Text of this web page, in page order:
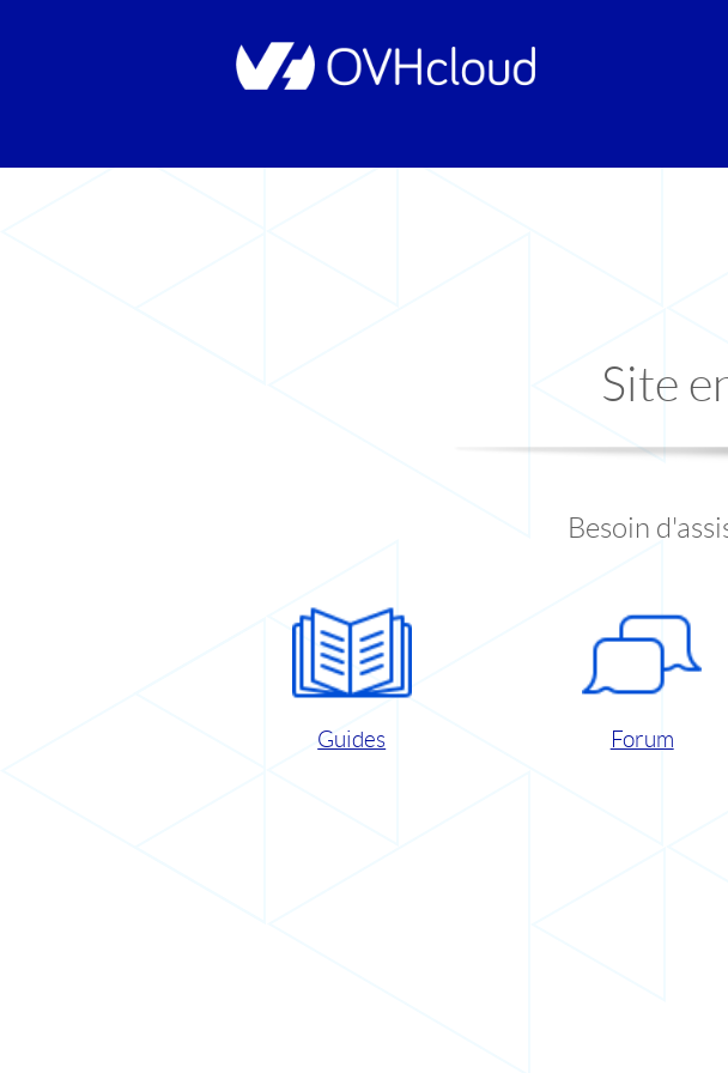
Site
Besoin
Guides Forum